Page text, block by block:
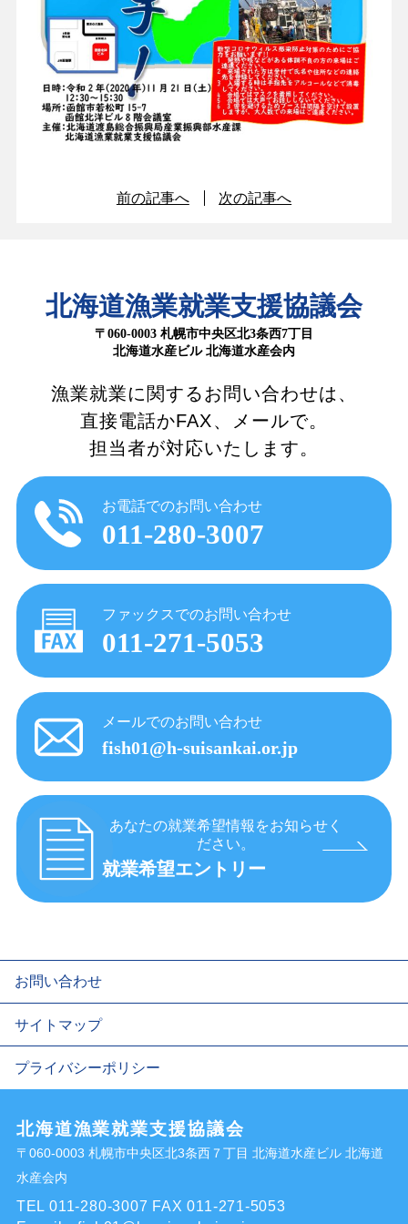
前の記事へ 次の記事へ
北海道漁業就業支援協議会
〒060-0003 札幌市中央区北3条西7丁目
北海道水産ビル 北海道水産会内
漁業就業に関するお問い合わせは、
直接電話かFAX、メールで。
担当者が対応いたします。
お電話でのお問い合わせ
011-280-3007
ファックスでのお問い合わせ
011-271-5053
メールでのお問い合わせ
fish01@h-suisankai.or.jp
あなたの就業希望情報をお知らせく
ださい。
就業希望エントリー
お問い合わせ
サイトマップ
プライバシーポリシー
北海道漁業就業支援協議会
〒060-0003 札幌市中央区北3条西７丁目 北海道水産ビル 北海道
水産会内
TEL 011-280-3007 FAX 011-271-5053